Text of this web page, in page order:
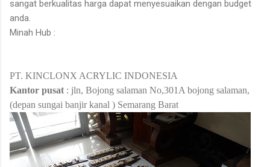
sangat berkualitas harga dapat menyesuaikan dengan budget
anda.
Minah Hub :
PT. KINCLONX ACRYLIC INDONESIA
Kantor pusat : jln, Bojong salaman No,301A bojong salaman,
(depan sungai banjir kanal ) Semarang Barat